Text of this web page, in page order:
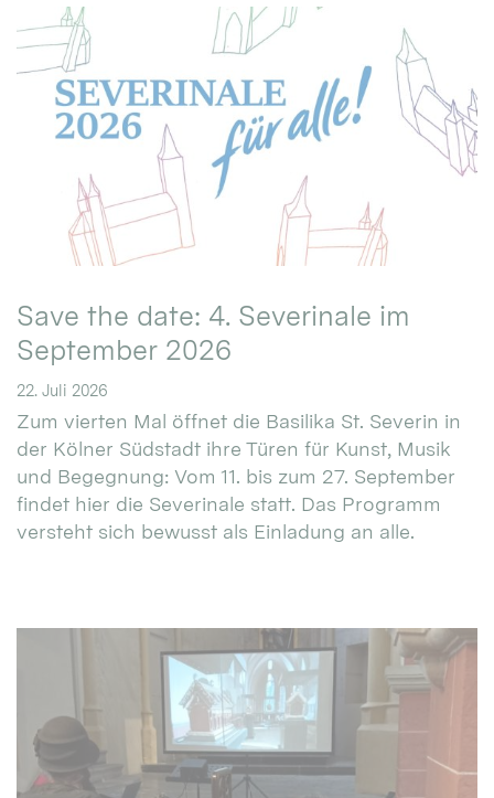
Save the date: 4. Severinale im
September 2026
22. Juli 2026
Zum vierten Mal öffnet die Basilika St. Severin in
der Kölner Südstadt ihre Türen für Kunst, Musik
und Begegnung: Vom 11. bis zum 27. September
findet hier die Severinale statt. Das Programm
versteht sich bewusst als Einladung an alle.